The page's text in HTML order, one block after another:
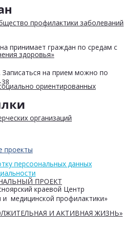
профилактики заболеваний
здоровья»
ориентированных
организаций
проекты
ПРОЕКТ
И АКТИВНАЯ ЖИЗНЬ»
принимает граждан по средам с
Записаться на прием можно по
персоональных данных
краевой Центр
медицинской профилактики»